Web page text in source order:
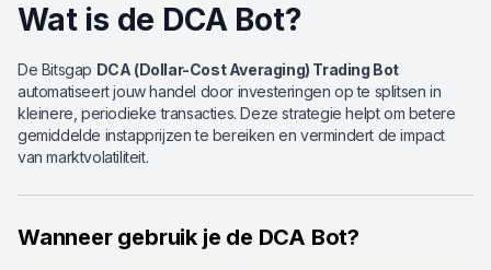
Wat is de DCA Bot?
De Bitsgap DCA (Dollar-Cost Averaging) Trading Bot
automatiseert jouw handel door investeringen op te splitsen in
kleinere, periodieke transacties. Deze strategie helpt om betere
gemiddelde instapprijzen te bereiken en vermindert de impact
van marktvolatiliteit.
Wanneer gebruik je de DCA Bot?